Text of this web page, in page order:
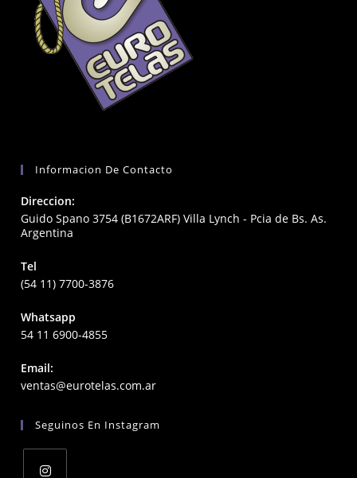
Informacion De Contacto
Direccion:
Guido Spano 3754 (B1672ARF) Villa Lynch - Pcia de Bs. As.
Argentina
Tel
(54 11) 7700-3876
Whatsapp
54 11 6900-4855
Email:
ventas@eurotelas.com.arOpens
application
Seguinos En Instagram